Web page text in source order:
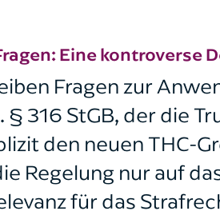
Eine kontroverse
Fragen zur
316 StGB, der die
den neuen THC-
Regelung nur auf
für das